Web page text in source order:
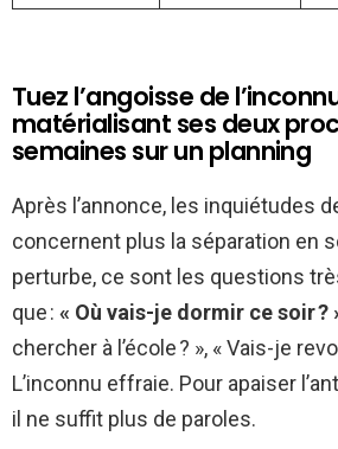
Tuez l’angoisse de
matérialisant ses deux
semaines sur un planning
Après l’annonce, les inquiétudes
concernent plus la séparation en
perturbe, ce sont les questions
que : « Où vais-je dormir ce soir ?
chercher à l’école ? », « Vais-je
L’inconnu effraie. Pour apaiser
il ne suffit plus de paroles.